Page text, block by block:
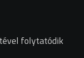
folytatódik